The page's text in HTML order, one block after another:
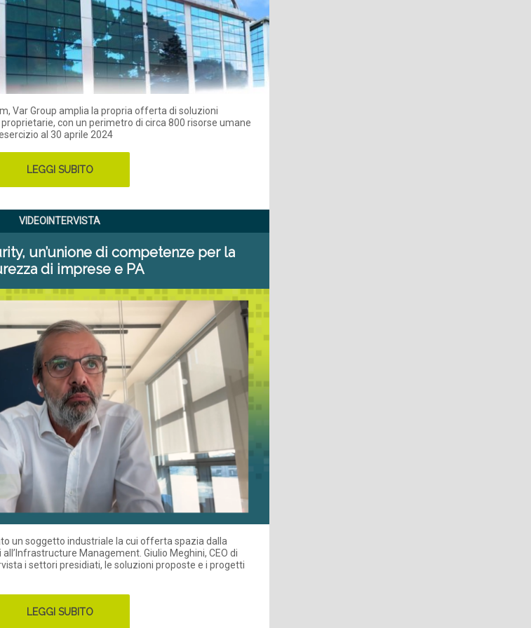
Var Group amplia la propria offerta di soluzioni
con un perimetro di circa 800 risorse umane
al 30 aprile 2024
LEGGI SUBITO
VIDEOINTERVISTA
un’unione di competenze per la
di imprese e PA
un soggetto industriale la cui offerta spazia dalla
Management. Giulio Meghini, CEO di
i settori presidiati, le soluzioni proposte e i progetti
LEGGI SUBITO